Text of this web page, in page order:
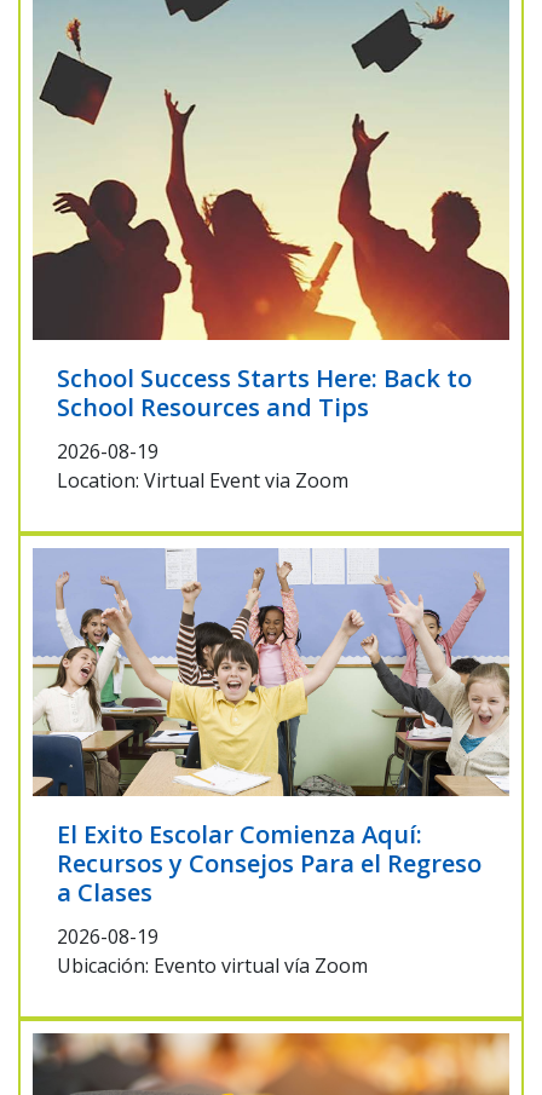
School Success Starts Here: Back to
School Resources and Tips
2026-08-19
Location: Virtual Event via Zoom
El Exito Escolar Comienza Aquí:
Recursos y Consejos Para el Regreso
a Clases
2026-08-19
Ubicación: Evento virtual vía Zoom